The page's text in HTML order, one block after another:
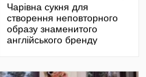
Чарівна сукня для
створення неповторного
образу знаменитого
англійського бренду